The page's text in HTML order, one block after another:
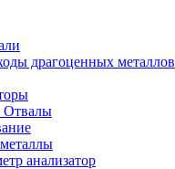
драгоценных металлов
анализатор